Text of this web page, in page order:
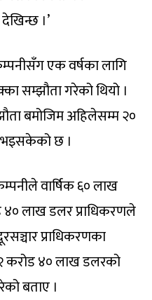
।’
एक वर्षका लागि
सम्झौता गरेको थियो ।
बमोजिम अहिलेसम्म २०
भइसकेको छ ।
वार्षिक ६० लाख
लाख डलर प्राधिकरणले
प्राधिकरणका
करोड ४० लाख डलरको
बताए ।